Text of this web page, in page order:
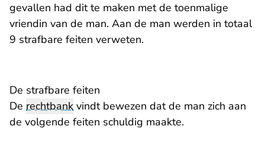
gevallen had dit te maken met de toenmalige
vriendin van de man. Aan de man werden in totaal
9 strafbare feiten verweten.
De strafbare feiten
De rechtbank vindt bewezen dat de man zich aan
de volgende feiten schuldig maakte.